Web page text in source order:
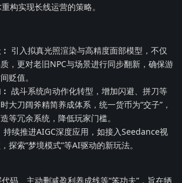
构实现长线运营的策略。
引入拟真光照渲染与高精度面部模型，不仅
，更对老旧NPC与场景进行同步翻新，确保游
贬值。
战斗系统向动作化转型，增加闪避、拼刀等
大刀阔斧精简养成体系，统一货币为“交子”，
等冗余系统，降低玩家门槛。
持续推进AIGC深度应用，如接入Seedance视
探索“梦境模式”等AI驱动的新玩法。
码、主动删减盈利养成线等“笨功夫”，旨在牺